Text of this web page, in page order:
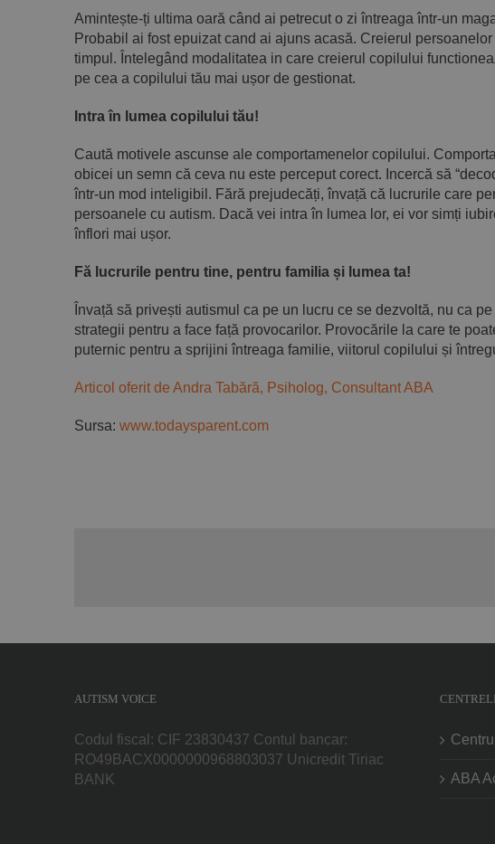
Amintește-ți ultima oară când ai petrecut o zi întreaga într-un
Probabil ai fost epuizat cand ai ajuns acasă. Creierul
timpul. Întelegând modalitatea in care creierul copilului
pe cea a copilului tău mai ușor de gestionat.
Intra în lumea copilului tău!
Caută motivele ascunse ale comportamenelor copilului.
obicei un semn că ceva nu este perceput corect. Incercă să
într-un mod inteligibil. Fără prejudecăți, învață că lucrurile care
persoanele cu autism. Dacă vei intra în lumea lor, ei vor simți
înflori mai ușor.
Fă lucrurile pentru tine, pentru familia și lumea ta!
Învață să privești autismul ca pe un lucru ce se dezvoltă, nu ca
strategii pentru a face față provocarilor. Provocările la care te
puternic pentru a sprijini întreaga familie, viitorul copilului și
Articol oferit de Andra Tabără, Psiholog, Consultant ABA
Sursa: www.todaysparent.com
AUTISM VOICE
Codul fiscal: CIF 23830437 Contul bancar:
RO49BACX0000000968803037 Unicredit Tiriac
BANK
ABA